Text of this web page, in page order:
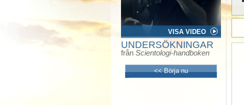
VISA VIDEO
UNDERSÖKNINGAR
från Scientologi-handboken
<< Börja nu